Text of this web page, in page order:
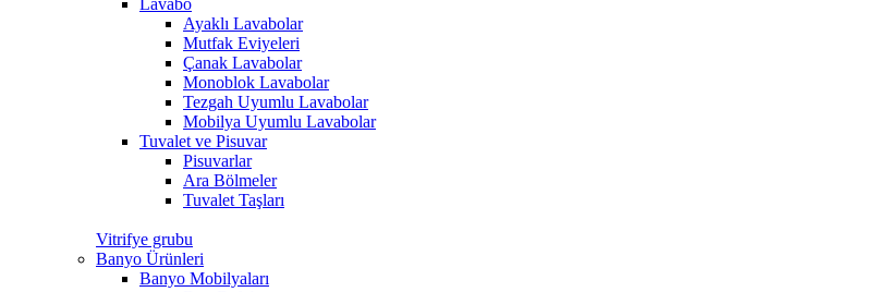
Lavabo
Ayaklı Lavabolar
Mutfak Eviyeleri
Çanak Lavabolar
Monoblok Lavabolar
Tezgah Uyumlu Lavabolar
Mobilya Uyumlu Lavabolar
Tuvalet ve Pisuvar
Pisuvarlar
Ara Bölmeler
Tuvalet Taşları
Vitrifye grubu
Banyo Ürünleri
Banyo Mobilyaları